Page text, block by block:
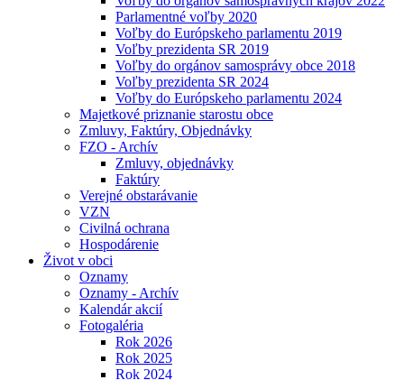
Parlamentné voľby 2020
Voľby do Európskeho parlamentu 2019
Voľby prezidenta SR 2019
Voľby do orgánov samosprávy obce 2018
Voľby prezidenta SR 2024
Voľby do Európskeho parlamentu 2024
Majetkové priznanie starostu obce
Zmluvy, Faktúry, Objednávky
FZO - Archív
Zmluvy, objednávky
Faktúry
Verejné obstarávanie
VZN
Civilná ochrana
Hospodárenie
Život v obci
Oznamy
Oznamy - Archív
Kalendár akcií
Fotogaléria
Rok 2026
Rok 2025
Rok 2024